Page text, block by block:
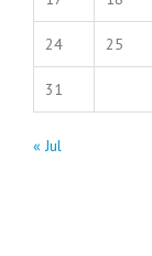
24 25
31
« Jul